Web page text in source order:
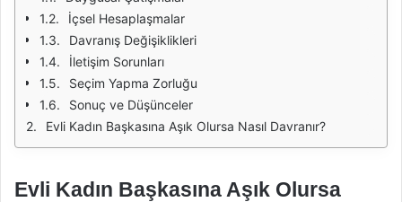
İçsel Hesaplaşmalar
Davranış Değişiklikleri
İletişim Sorunları
Seçim Yapma Zorluğu
Sonuç ve Düşünceler
Evli Kadın Başkasına Aşık Olursa Nasıl Davranır?
Evli Kadın Başkasına Aşık Olursa